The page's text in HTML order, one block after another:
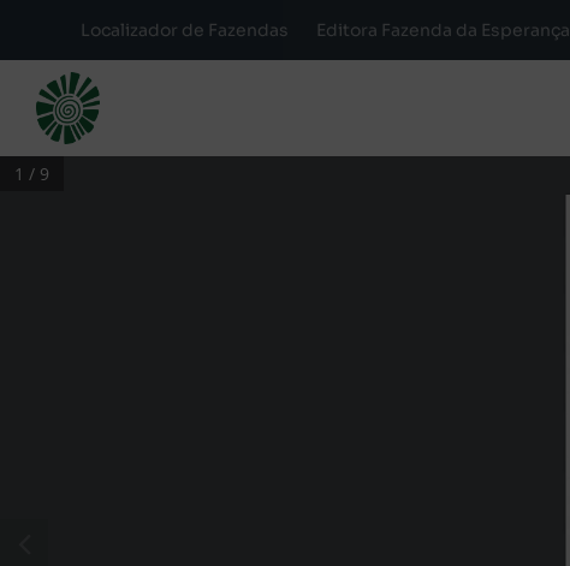
Localizador de Fazendas Editora Fazenda da Esperança
1 / 9